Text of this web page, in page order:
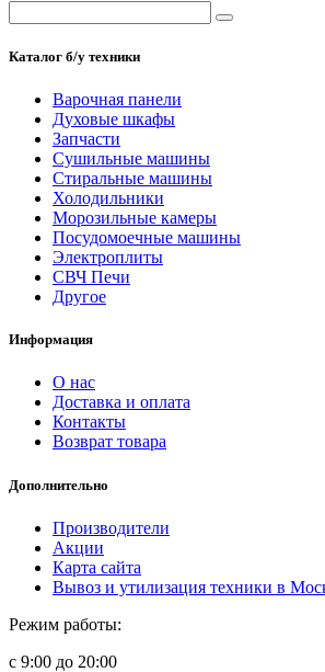
Каталог б/у техники
Варочная панели
Духовые шкафы
Запчасти
Сушильные машины
Стиральные машины
Холодильники
Морозильные камеры
Посудомоечные машины
Электроплиты
СВЧ Печи
Другое
Информация
О нас
Доставка и оплата
Контакты
Возврат товара
Дополнительно
Производители
Акции
Карта сайта
Вывоз и утилизация техники в
Режим работы:
с 9:00 до 20:00